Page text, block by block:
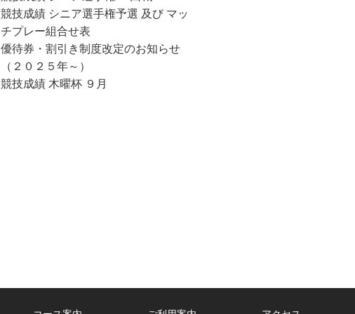
競技成績 シニア選手権予選 及び マッ
チプレー組合せ表
優待券・割引き制度改定のお知らせ
（２０２５年～）
競技成績 木曜杯 ９月